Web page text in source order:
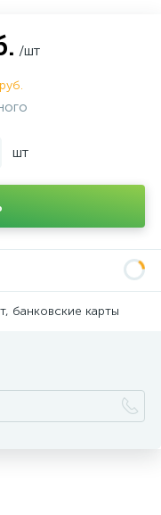
/шт
шт
банковские карты